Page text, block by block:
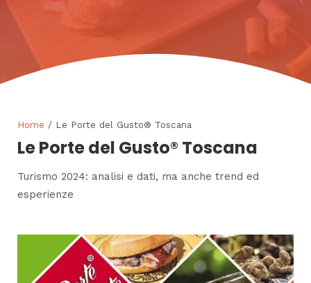
Home / Le Porte del Gusto® Toscana
Le Porte del Gusto® Toscana
Turismo 2024: analisi e dati, ma anche trend ed
esperienze